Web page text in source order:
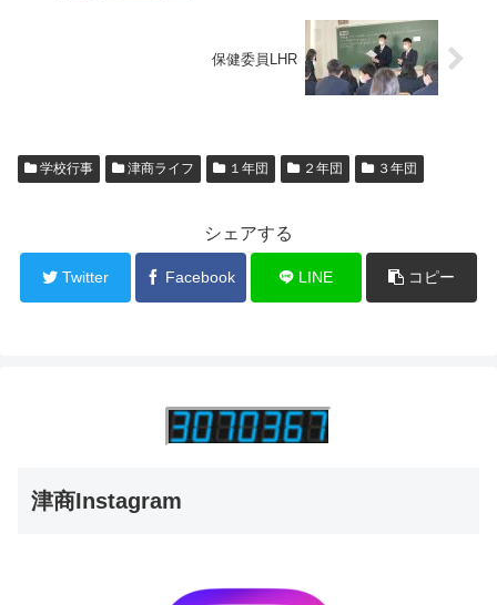
保健委員LHR
学校行事 津商ライフ １年団 ２年団 ３年団
シェアする
Twitter Facebook LINE コピー
津商Instagram